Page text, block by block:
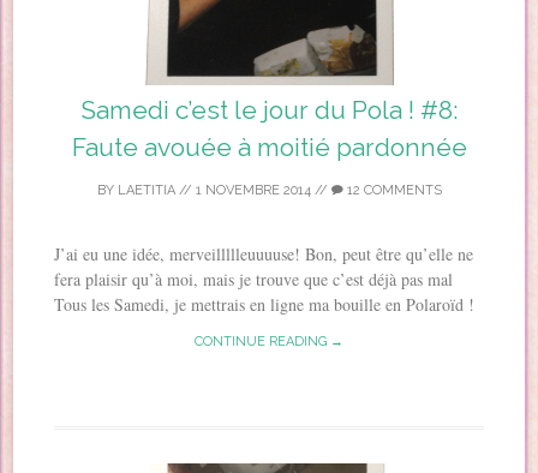
Samedi c’est le jour du Pola ! #8:
Faute avouée à moitié pardonnée
BY LAETITIA// 1 NOVEMBRE 2014 // 12 COMMENTS
J’ai eu une idée, merveillllleuuuuse! Bon, peut être qu’elle ne
fera plaisir qu’à moi, mais je trouve que c’est déjà pas mal
Tous les Samedi, je mettrais en ligne ma bouille en Polaroïd !
CONTINUE READING →